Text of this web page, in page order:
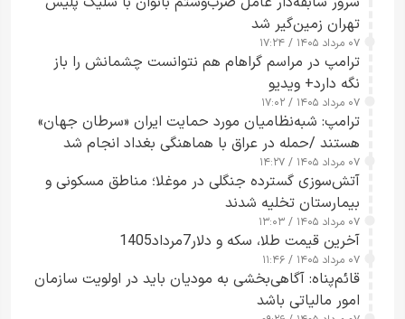
تهران زمین‌گیر شد
۰۷ مرداد ۱۴۰۵ / ۱۷:۲۴
ترامپ در مراسم گراهام هم نتوانست چشمانش را باز
نگه دارد+ ویدیو
۰۷ مرداد ۱۴۰۵ / ۱۷:۰۲
ترامپ: شبه‌نظامیان مورد حمایت ایران «سرطان جهان»
هستند /حمله در عراق با هماهنگی بغداد انجام شد
۰۷ مرداد ۱۴۰۵ / ۱۴:۲۷
آتش‌سوزی گسترده جنگلی در موغلا؛ مناطق مسکونی و
بیمارستان تخلیه شدند
۰۷ مرداد ۱۴۰۵ / ۱۳:۰۳
آخرین قیمت طلا، سکه و دلار7مرداد1405
۰۷ مرداد ۱۴۰۵ / ۱۱:۴۶
قائم‌پناه: آگاهی‌بخشی به مودیان باید در اولویت سازمان
امور مالیاتی باشد